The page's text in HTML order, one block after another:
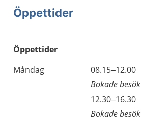
Öppettider
Öppettider
Dag
Öppettider
Kommentarer
Måndag
08.15–12.00
Bokade besök
12.30–16.30
Bokade besök